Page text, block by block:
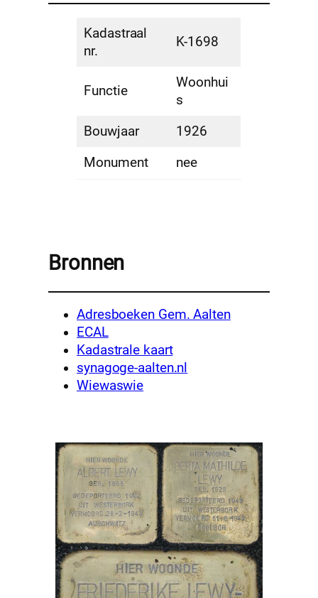
Kadastraal
nr.
K-1698
Functie
Woonhui
s
Bouwjaar
1926
Monument
nee
Bronnen
Adresboeken Gem. Aalten
ECAL
Kadastrale kaart
synagoge-aalten.nl
Wiewaswie